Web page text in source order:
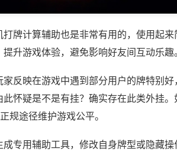
牌计算辅助也是非常有用的，使用起
升游戏体验，避免影响好友间互动乐趣。
反映在游戏中遇到部分用户的牌特别
怀疑是不是有挂？确实存在此类外挂
规途径维护游戏公平。
专用辅助工具，修改自身牌型或隐藏操